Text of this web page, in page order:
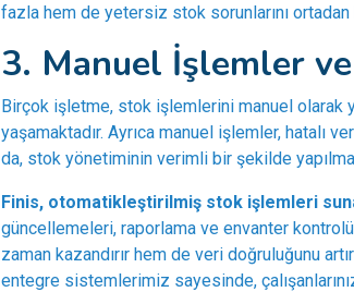
fazla hem de yetersiz stok sorunlarını ortadan
3. Manuel İşlemler ve
Birçok işletme, stok işlemlerini manuel olarak
yaşamaktadır. Ayrıca manuel işlemler, hatalı
da, stok yönetiminin verimli bir şekilde
Finis, otomatikleştirilmiş stok işlemleri
güncellemeleri, raporlama ve envanter
zaman kazandırır hem de veri doğruluğunu
entegre sistemlerimiz sayesinde,